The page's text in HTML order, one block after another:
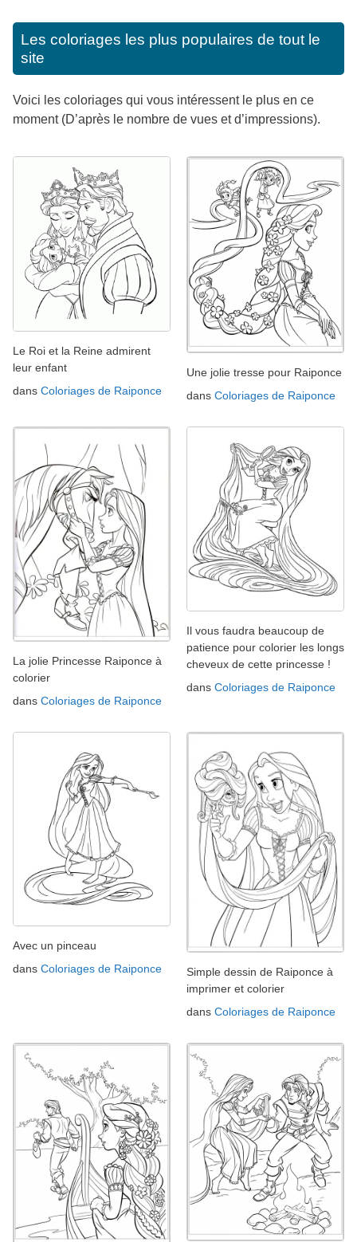
Les coloriages les plus populaires de tout le
site
Voici les coloriages qui vous intéressent le plus en ce
moment (D’après le nombre de vues et d’impressions).
Le Roi et la Reine admirent
leur enfant
dans Coloriages de Raiponce
Une jolie tresse pour Raiponce
dans Coloriages de Raiponce
La jolie Princesse Raiponce à
colorier
dans Coloriages de Raiponce
Il vous faudra beaucoup de
patience pour colorier les longs
cheveux de cette princesse !
dans Coloriages de Raiponce
Avec un pinceau
dans Coloriages de Raiponce
Simple dessin de Raiponce à
imprimer et colorier
dans Coloriages de Raiponce